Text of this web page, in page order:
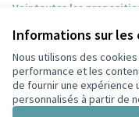
Informations sur les
Nous utilisons des
performance et les
de fournir une expérience
personnalisés à partir de
Voir toutes les
Conditions d'utilisation
Paramètres des cookies
Participez Villeurbanne sur
(Lien externe)
ParticipezParticipezParticipez
(Lien